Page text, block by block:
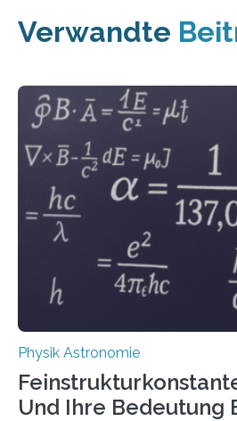
Verwandte
Physik Astronomie
Und Ihre Bedeutung